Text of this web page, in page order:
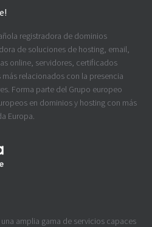
registradora de dominios
de soluciones de hosting, email,
online, servidores, certificados
relacionados con la presencia
Forma parte del Grupo europeo
en dominios y hosting con más
Europa.
amplia gama de servicios capaces